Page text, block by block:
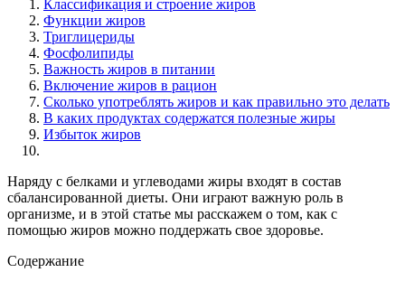
Классификация и строение жиров
Функции жиров
Триглицериды
Фосфолипиды
Важность жиров в питании
Включение жиров в рацион
Сколько употреблять жиров и как правильно это делать
В каких продуктах содержатся полезные жиры
Избыток жиров
Наряду с белками и углеводами жиры входят в состав
сбалансированной диеты. Они играют важную роль в
организме, и в этой статье мы расскажем о том, как с
помощью жиров можно поддержать свое здоровье.
Содержание